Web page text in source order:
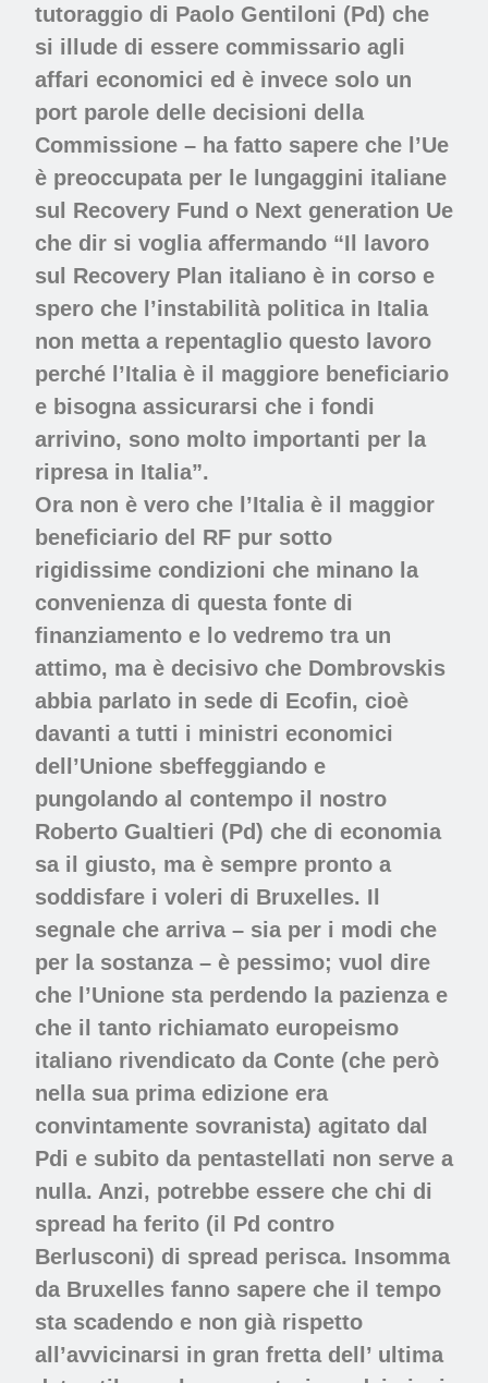
tutoraggio di Paolo Gentiloni (Pd) che
si illude di essere commissario agli
affari economici ed è invece solo un
port parole delle decisioni della
Commissione – ha fatto sapere che l’Ue
è preoccupata per le lungaggini italiane
sul Recovery Fund o Next generation Ue
che dir si voglia affermando “Il lavoro
sul Recovery Plan italiano è in corso e
spero che l’instabilità politica in Italia
non metta a repentaglio questo lavoro
perché l’Italia è il maggiore beneficiario
e bisogna assicurarsi che i fondi
arrivino, sono molto importanti per la
ripresa in Italia”.
Ora non è vero che l’Italia è il maggior
beneficiario del RF pur sotto
rigidissime condizioni che minano la
convenienza di questa fonte di
finanziamento e lo vedremo tra un
attimo, ma è decisivo che Dombrovskis
abbia parlato in sede di Ecofin, cioè
davanti a tutti i ministri economici
dell’Unione sbeffeggiando e
pungolando al contempo il nostro
Roberto Gualtieri (Pd) che di economia
sa il giusto, ma è sempre pronto a
soddisfare i voleri di Bruxelles. Il
segnale che arriva – sia per i modi che
per la sostanza – è pessimo; vuol dire
che l’Unione sta perdendo la pazienza e
che il tanto richiamato europeismo
italiano rivendicato da Conte (che però
nella sua prima edizione era
convintamente sovranista) agitato dal
Pdi e subito da pentastellati non serve a
nulla. Anzi, potrebbe essere che chi di
spread ha ferito (il Pd contro
Berlusconi) di spread perisca. Insomma
da Bruxelles fanno sapere che il tempo
sta scadendo e non già rispetto
all’avvicinarsi in gran fretta dell’ ultima